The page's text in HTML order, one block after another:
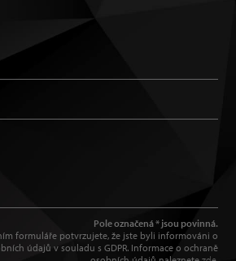
Pole označená * jsou povinná.
formuláře potvrzujete, že jste byli informováni o
údajů v souladu s GDPR. Informace o ochraně